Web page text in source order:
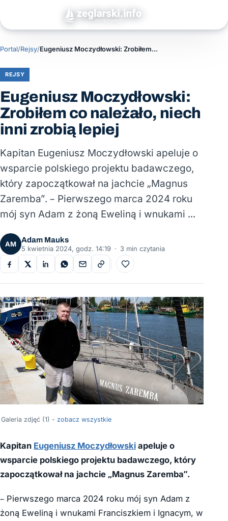
Portal/Rejsy/ Eugeniusz Moczydłowski: Zrobiłem co należało, niech inni zrobią lepiej
REJSY
Eugeniusz Moczydłowski:
Zrobiłem co należało, niech
inni zrobią lepiej
Kapitan Eugeniusz Moczydłowski apeluje o
wsparcie polskiego projektu badawczego,
który zapoczątkował na jachcie „Magnus
Zaremba”. – Pierwszego marca 2024 roku
mój syn Adam z żoną Eweliną i wnukami …
AM
Adam Mauks
5 kwietnia 2024, godz. 14:19 · 3 min czytania
Do ulubionych
Galeria zdjęć (1) - zobacz wszystkie
Kapitan Eugeniusz Moczydłowski apeluje o
wsparcie polskiego projektu badawczego, który
zapoczątkował na jachcie „Magnus Zaremba”.
– Pierwszego marca 2024 roku mój syn Adam z
żoną Eweliną i wnukami Franciszkiem i Ignacym, w